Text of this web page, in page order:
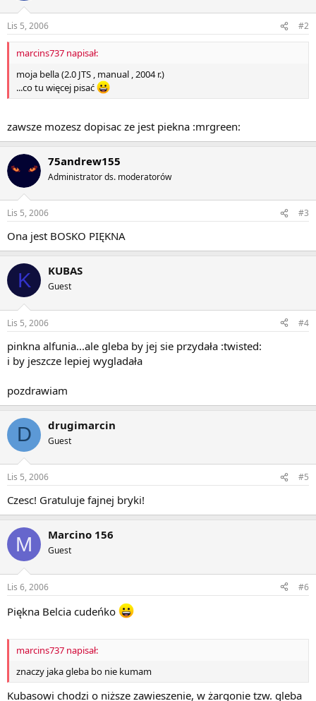
Lis 5, 2006 #2
marcins737 napisał:
moja bella (2.0 JTS , manual , 2004 r.)
...co tu więcej pisać
zawsze mozesz dopisac ze jest piekna :mrgreen:
75andrew155
Administrator ds. moderatorów
Lis 5, 2006 #3
Ona jest BOSKO PIĘKNA
K KUBAS
Guest
Lis 5, 2006 #4
pinkna alfunia...ale gleba by jej sie przydała :twisted:
i by jeszcze lepiej wygladała
pozdrawiam
D drugimarcin
Guest
Lis 5, 2006 #5
Czesc! Gratuluje fajnej bryki!
M Marcino 156
Guest
Lis 6, 2006 #6
Piękna Belcia cudeńko
marcins737 napisał:
znaczy jaka gleba bo nie kumam
Kubasowi chodzi o niższe zawieszenie, w żargonie tzw. gleba